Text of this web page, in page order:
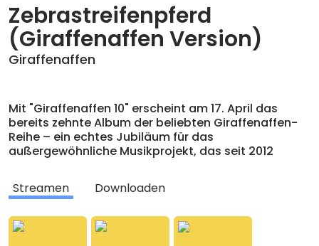
Zebrastreifenpferd
(Giraffenaffen Version)
Giraffenaffen
Mit "Giraffenaffen 10" erscheint am 17. April das
bereits zehnte Album der beliebten Giraffenaffen-
Reihe – ein echtes Jubiläum für das
außergewöhnliche Musikprojekt, das seit 2012
Auch auf diesem Album interpretieren deutsche
Künstler*innen ihre eigenen Songs neu – und zwar
Mischung: bunt, emotional, verspielt und wie immer
mit viel Herz und einer klaren Botschaft.
Streamen Downloaden